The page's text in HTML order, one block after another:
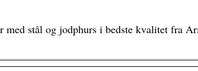
med stål og jodphurs i bedste kvalitet fra